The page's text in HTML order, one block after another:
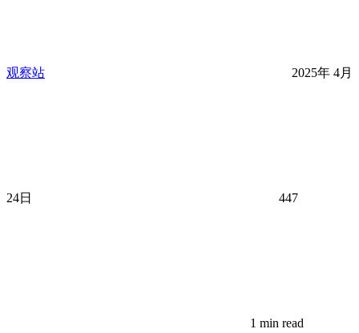
观察站 2025年 4月
24日 447
1 min read